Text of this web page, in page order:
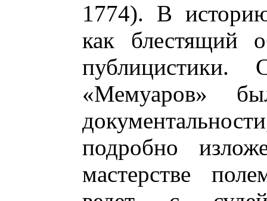
1774). В
как блестящий
публицистики.
«Мемуаров»
подробно
мастерстве